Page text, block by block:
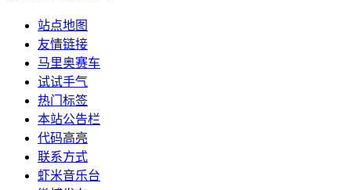
站点地图
友情链接
马里奥赛车
试试手气
热门标签
本站公告栏
代码高亮
联系方式
虾米音乐台